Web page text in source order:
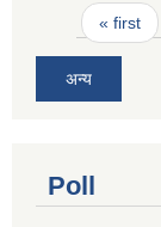
Pages
« first
अन्य
Poll